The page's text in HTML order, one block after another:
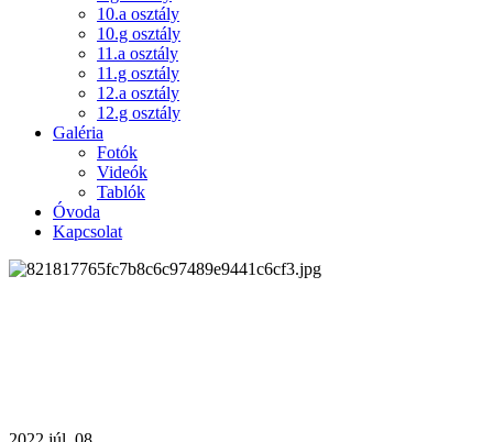
10.a osztály
10.g osztály
11.a osztály
11.g osztály
12.a osztály
12.g osztály
Galéria
Fotók
Videók
Tablók
Óvoda
Kapcsolat